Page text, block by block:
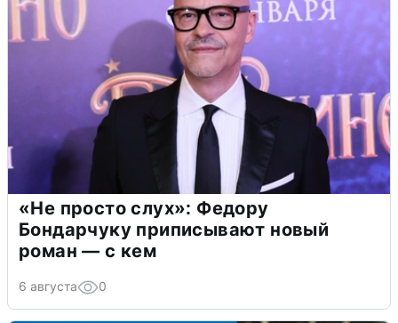
«Не просто слух»: Федору
Бондарчуку приписывают новый
роман — с кем
6 августа 0